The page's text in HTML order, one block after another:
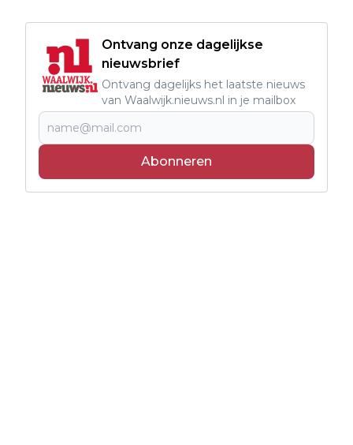
Ontvang onze dagelijkse
nieuwsbrief
Ontvang dagelijks het laatste nieuws
van Waalwijk.nieuws.nl in je mailbox
Abonneren